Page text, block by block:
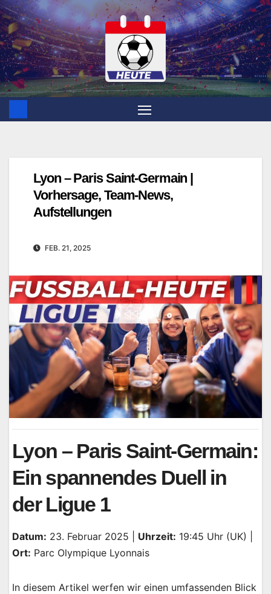
Zum
Inhalt
springen
Lyon – Paris Saint-Germain |
Vorhersage, Team-News,
Aufstellungen
FEB. 21, 2025
Lyon – Paris Saint-Germain:
Ein spannendes Duell in
der Ligue 1
Datum: 23. Februar 2025 | Uhrzeit: 19:45 Uhr (UK) |
Ort: Parc Olympique Lyonnais
In diesem Artikel werfen wir einen umfassenden Blick